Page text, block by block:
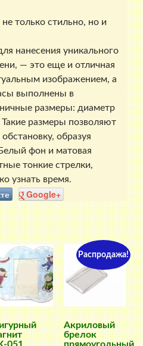
только стильно, но и
нанесения уникального
— это еще и отличная
изображением, а
выполнены в
размеры: диаметр
размеры позволяют
образуя
фон и матовая
тонкие стрелки,
узнать время.
Google+
Распродажа!
Акриловый
брелок